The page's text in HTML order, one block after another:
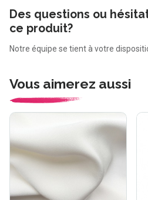
Des questions ou
ce produit?
Notre équipe se tient à votre
Vous aimerez aussi